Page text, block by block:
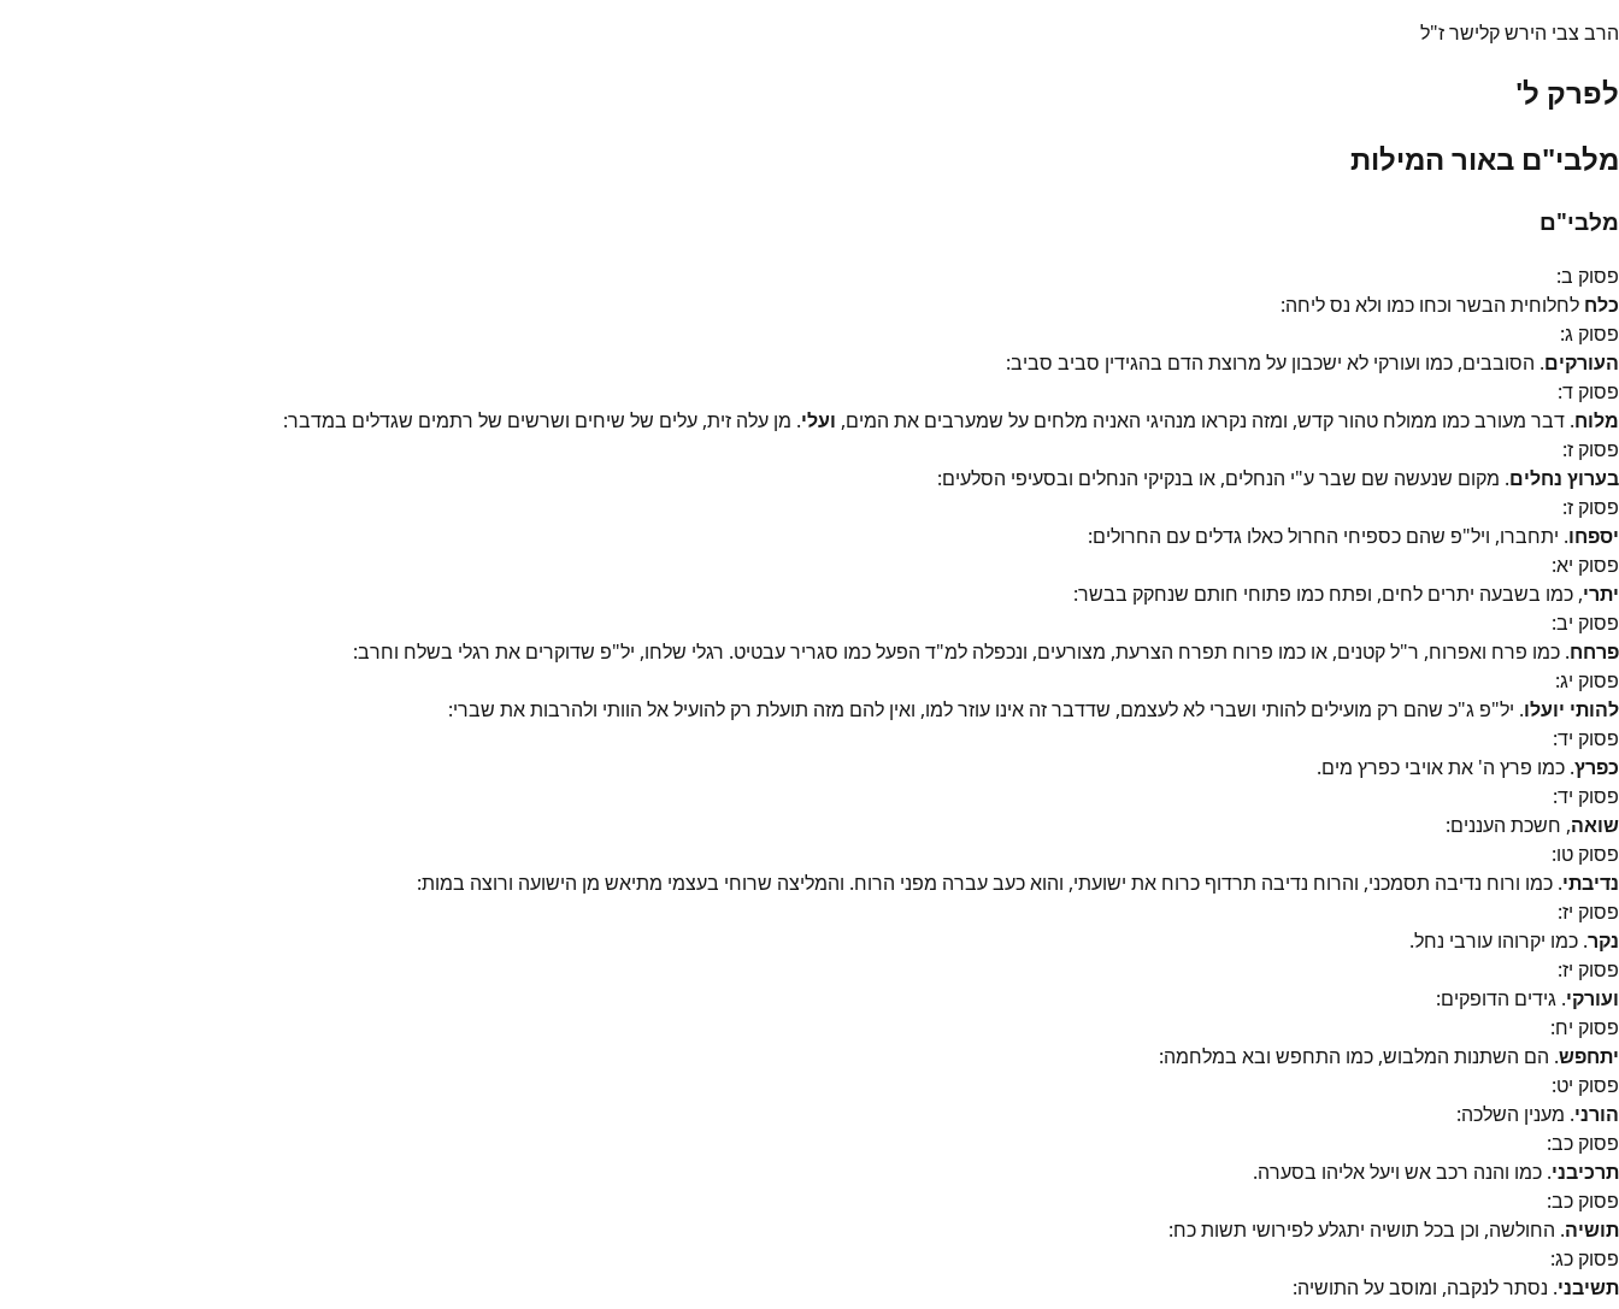
הרב צבי הירש קלישר ז"ל
לפרק ל'
מלבי"ם באור המילות
מלבי"ם
פסוק ב:
כלח לחלוחית הבשר וכחו כמו ולא נס ליחה:
פסוק ג:
העורקים. הסובבים, כמו ועורקי לא ישכבון על מרוצת הדם בהגידין סביב סביב:
פסוק ד:
מלוח. דבר מעורב כמו ממולח טהור קדש, ומזה נקראו מנהיגי האניה מלחים על שמערבים את המים, ועלי. מן עלה זית, עלים של שיחים ושרשים של רתמים שגדלים במדבר:
פסוק ז:
בערוץ נחלים. מקום שנעשה שם שבר ע"י הנחלים, או בנקיקי הנחלים ובסעיפי הסלעים:
פסוק ז:
יספחו. יתחברו, ויל"פ שהם כספיחי החרול כאלו גדלים עם החרולים:
פסוק יא:
יתרי, כמו בשבעה יתרים לחים, ופתח כמו פתוחי חותם שנחקק בבשר:
פסוק יב:
פרחח. כמו פרח ואפרוח, ר"ל קטנים, או כמו פרוח תפרח הצרעת, מצורעים, ונכפלה למ"ד הפעל כמו סגריר עבטיט. רגלי שלחו, יל"פ שדוקרים את רגלי בשלח וחרב:
פסוק יג:
להותי יועלו. יל"פ ג"כ שהם רק מועילים להותי ושברי לא לעצמם, שדדבר זה אינו עוזר למו, ואין להם מזה תועלת רק להועיל אל הוותי ולהרבות את שברי:
פסוק יד:
כפרץ. כמו פרץ ה' את אויבי כפרץ מים.
פסוק יד:
שואה, חשכת העננים:
פסוק טו:
נדיבתי. כמו ורוח נדיבה תסמכני, והרוח נדיבה תרדוף כרוח את ישועתי, והוא כעב עברה מפני הרוח. והמליצה שרוחי בעצמי מתיאש מן הישועה ורוצה במות:
פסוק יז:
נקר. כמו יקרוהו עורבי נחל.
פסוק יז:
ועורקי. גידים הדופקים:
פסוק יח:
יתחפש. הם השתנות המלבוש, כמו התחפש ובא במלחמה:
פסוק יט:
הורני. מענין השלכה:
פסוק כב:
תרכיבני. כמו והנה רכב אש ויעל אליהו בסערה.
פסוק כב:
תושיה. החולשה, וכן בכל תושיה יתגלע לפירושי תשות כח:
פסוק כג:
תשיבני. נסתר לנקבה, ומוסב על התושיה: